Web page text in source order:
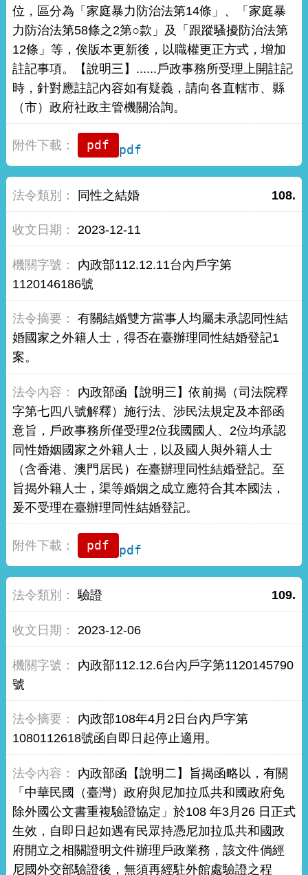
位，區分為「家庭暴力防治法第14條」、「家庭暴
力防治法第58條之2第○款」及「跟蹤騷擾防治法第
12條」等，俟版本更新後，以職權更正方式，增加
註記事項。【說明三】......戶政事務所受理上開註記
時，針對應註記內容如有疑義，請向各直轄市、縣
（市）政府社政主管機關洽詢。
pdf
108.
同性之結婚
2023-12-11
內政部112.12.11台內戶字第
1120146186號
有關結婚雙方當事人均屬未承認同性結
婚國家之外籍人士，得否在臺辦理同性結婚登記1
案。
內政部函【說明三】依前揭（司法院釋
字第七四八號解釋）施行法、涉民法規定及本部函
意旨，戶政事務所僅受理2位我國國人、2位均承認
同性婚姻國家之外籍人士，以及國人與外籍人士
（含香港、澳門居民）在臺辦理同性結婚登記。至
旨揭外籍人士，渠等婚姻之成立應符合其本國法，
爰不受理在臺辦理同性結婚登記。
pdf
109.
驗證
2023-12-06
內政部112.12.6台內戶字第1120145790
號
內政部108年4月2日台內戶字第
1080112618號函自即日起停止適用。
內政部函【說明二】旨揭函略以，有關
「中華民國（臺灣）政府與尼加拉瓜共和國政府免
除外國公文書重複驗證協定」於108 年3月26 日正式
生效，自即日起如遇有民眾持憑尼加拉瓜共和國政
府開立之相關證明文件辦理戶政業務，該文件倘經
尼國外交部驗證後，無須再經駐外館處驗證之程